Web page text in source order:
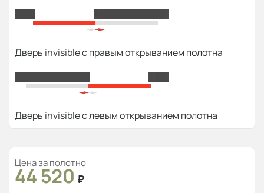
Дверь invisible с правым открыванием полотна
Дверь invisible с левым открыванием полотна
Цена за полотно
44 520 ₽